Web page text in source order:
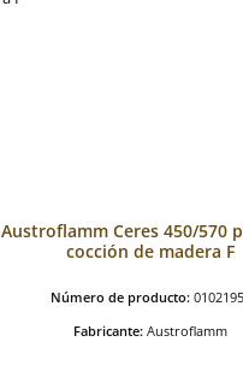
Austroflamm Ceres 450/570
cocción de madera F
Número de producto:
Fabricante: Austroflamm